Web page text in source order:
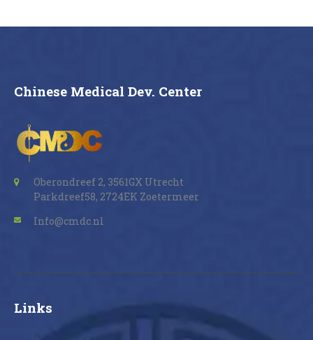
Chinese Medical Dev. Center
Oberondreef 2, 3561GX Utrecht
Parkdreef58, 2724EK Zoetermeer
Info@cmdc.nl
Links